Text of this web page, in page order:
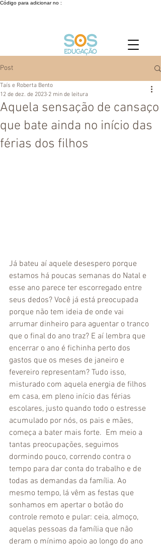
Código para adicionar no :
Post
Aquela sensação de cansaço
que bate ainda no início das
férias dos filhos
Taís e Roberta Bento
12 de dez. de 2023 2 min de leitura
Já bateu aí aquele desespero porque
estamos há poucas semanas do Natal e
esse ano parece ter escorregado entre
seus dedos? Você já está preocupada
porque não tem ideia de onde vai
arrumar dinheiro para aguentar o tranco
que o final do ano traz? E aí lembra que
encerrar o ano é fichinha perto dos
gastos que os meses de janeiro e
fevereiro representam? Tudo isso,
misturado com aquela energia de filhos
em casa, em pleno início das férias
escolares, justo quando todo o estresse
acumulado por nós, os pais e mães,
começa a bater mais forte.  Em meio a
tantas preocupações, seguimos
dormindo pouco, correndo contra o
tempo para dar conta do trabalho e de
todas as demandas da família. Ao
mesmo tempo, lá vêm as festas que
sonhamos em apertar o botão do
controle remoto e pular: ceia, almoço,
aquelas pessoas da família que não
deram o mínimo apoio ao longo do ano